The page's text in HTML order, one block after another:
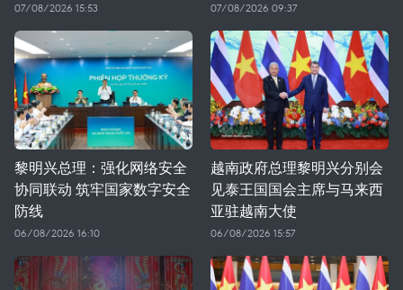
07/08/2026 15:53 07/08/2026 09:37
黎明兴总理：强化网络安全
协同联动 筑牢国家数字安全
防线
06/08/2026 16:10
越南政府总理黎明兴分别会
见泰王国国会主席与马来西
亚驻越南大使
06/08/2026 15:57